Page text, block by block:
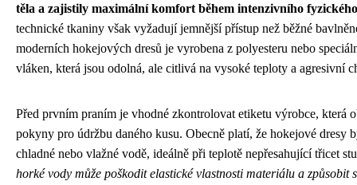
těla a zajistily maximální komfort během intenzivního
technické tkaniny však vyžadují jemnější přístup než běžné
moderních hokejových dresů je vyrobena z polyesteru nebo
vláken, která jsou odolná, ale citlivá na vysoké teploty a agresivní
Před prvním praním je vhodné zkontrolovat etiketu výrobce, která
pokyny pro údržbu daného kusu. Obecně platí, že hokejové dresy
chladné nebo vlažné vodě, ideálně při teplotě nepřesahující třicet
horké vody může poškodit elastické vlastnosti materiálu a způsobit